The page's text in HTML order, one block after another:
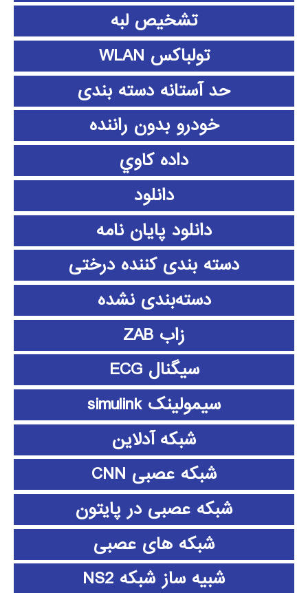
تشخیص لبه
تولباکس WLAN
حد آستانه دسته بندی
خودرو بدون راننده
داده كاوي
دانلود
دانلود پايان نامه
دسته بندی کننده درختی
دسته‌بندی نشده
زاب ZAB
سیگنال ECG
سیمولینک simulink
شبکه آدلاین
شبکه عصبی CNN
شبکه عصبی در پایتون
شبکه های عصبی
شبیه ساز شبکه NS2